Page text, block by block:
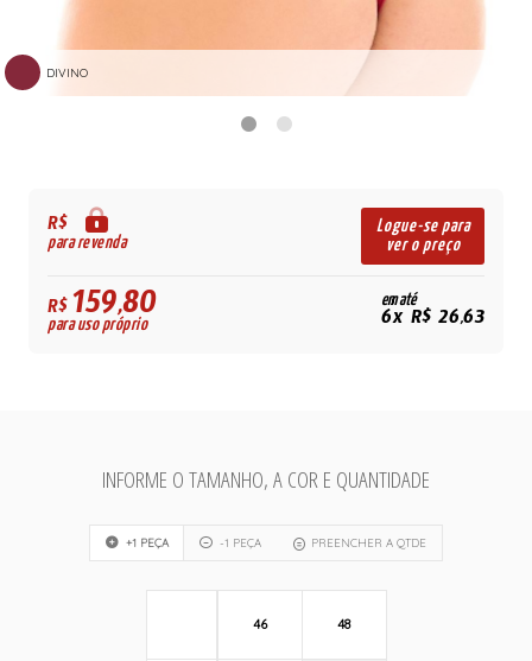
DIVINO
R$
para revenda
Logue-se para
ver o preço
R$159,80
para uso próprio
em até
6x R$ 26,63
INFORME O TAMANHO, A COR E QUANTIDADE
+1 PEÇA -1 PEÇA PREENCHER A QTDE
46 48